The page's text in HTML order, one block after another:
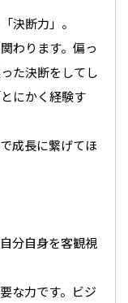
決断力」。
わります。偏っ
た決断をしてし
にかく経験す
成長に繋げてほ
分自身を客観視
な力です。ビジ